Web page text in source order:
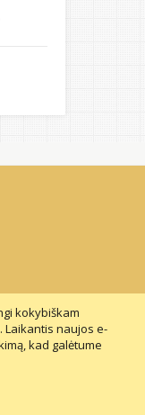
kokybiškam
naujos e-
kad galėtume